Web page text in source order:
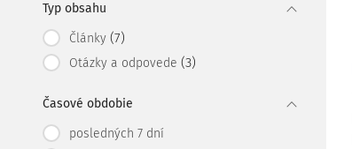
Typ obsahu
Články (7)
Otázky a odpovede (3)
Časové obdobie
posledných 7 dní